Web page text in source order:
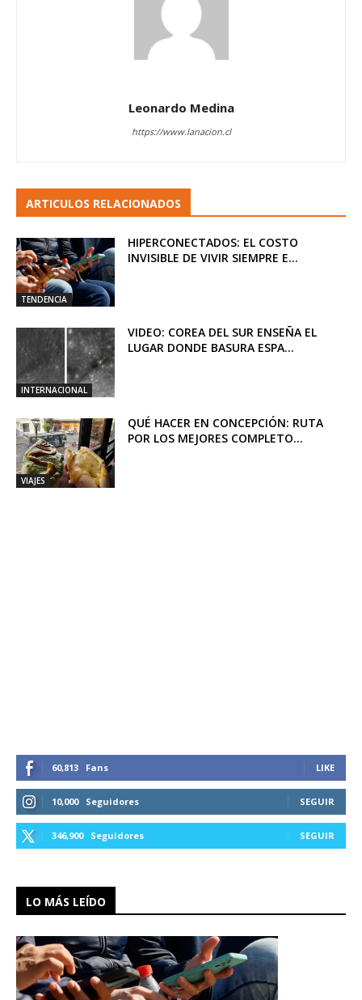
Leonardo Medina
https://www.lanacion.cl
ARTICULOS RELACIONADOS
TENDENCIA
HIPERCONECTADOS: EL COSTO
INVISIBLE DE VIVIR SIEMPRE E...
INTERNACIONAL
VIDEO: COREA DEL SUR ENSEÑA EL
LUGAR DONDE BASURA ESPA...
VIAJES
QUÉ HACER EN CONCEPCIÓN: RUTA
POR LOS MEJORES COMPLETO...
60,813 Fans LIKE
10,000 Seguidores SEGUIR
346,900 Seguidores SEGUIR
LO MÁS LEÍDO